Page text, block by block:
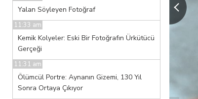
Yalan Söyleyen Fotoğraf
11:33 am
Kemik Kolyeler: Eski Bir Fotoğrafın Ürkütücü
Gerçeği
11:31 am
Ölümcül Portre: Aynanın Gizemi, 130 Yıl
Sonra Ortaya Çıkıyor